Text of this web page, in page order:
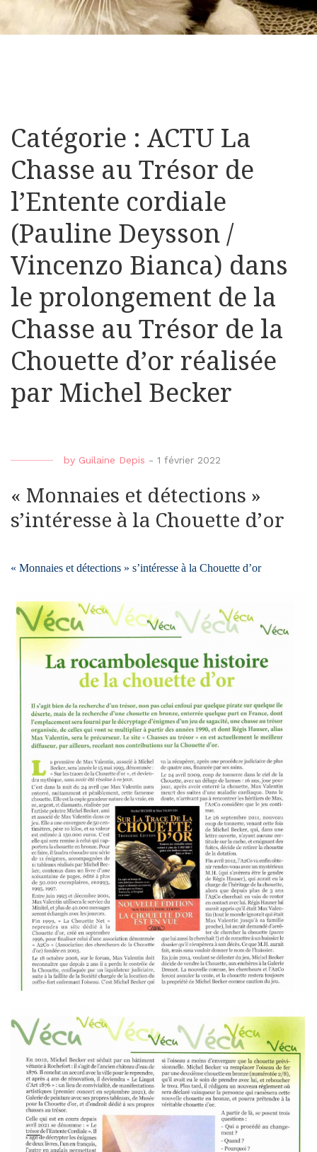
Catégorie : ACTU La
Chasse au Trésor de
l’Entente cordiale
(Pauline Deysson /
Vincenzo Bianca) dans
le prolongement de la
Chasse au Trésor de la
Chouette d’or réalisée
par Michel Becker
by Guilaine Depis - 1 février 2022
« Monnaies et détections »
s’intéresse à la Chouette d’or
« Monnaies et détections » s’intéresse à la Chouette d’or